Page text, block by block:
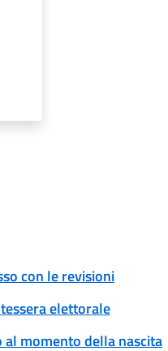
con le revisioni
elettorale
momento della nascita